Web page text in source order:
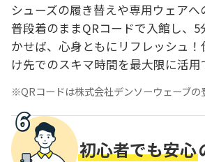
シューズの履き替えや専用ウェアへ
普段着のままQRコードで入館し、
かせば、心身ともにリフレッシュ
け先でのスキマ時間を最大限に活用
QRコードは株式会社デンソーウェーブの
初心者でも安心